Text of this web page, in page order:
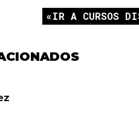
IR A CURSOS